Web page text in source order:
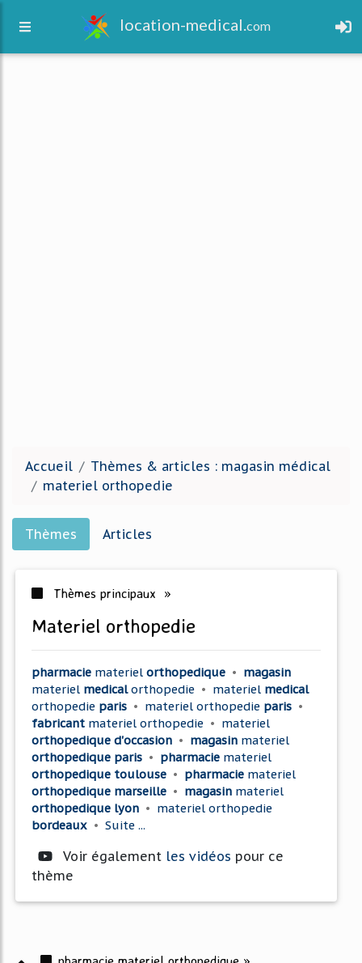
location-medical.com
Accueil
Thèmes & articles : magasin médical
materiel orthopedie
Thèmes Articles
Thèmes principaux »
materiel orthopedie
pharmacie materiel orthopedique • magasin
materiel medicalorthopedie • materiel medical
orthopedie paris • materiel orthopedie paris •
fabricant materiel orthopedie • materiel
orthopedique d'occasion • magasin materiel
orthopedique paris • pharmacie materiel
orthopedique toulouse • pharmacie materiel
orthopedique marseille • magasin materiel
orthopedique lyon • materiel orthopedie
bordeaux • Suite ...
Voir également les vidéos pour ce
thème